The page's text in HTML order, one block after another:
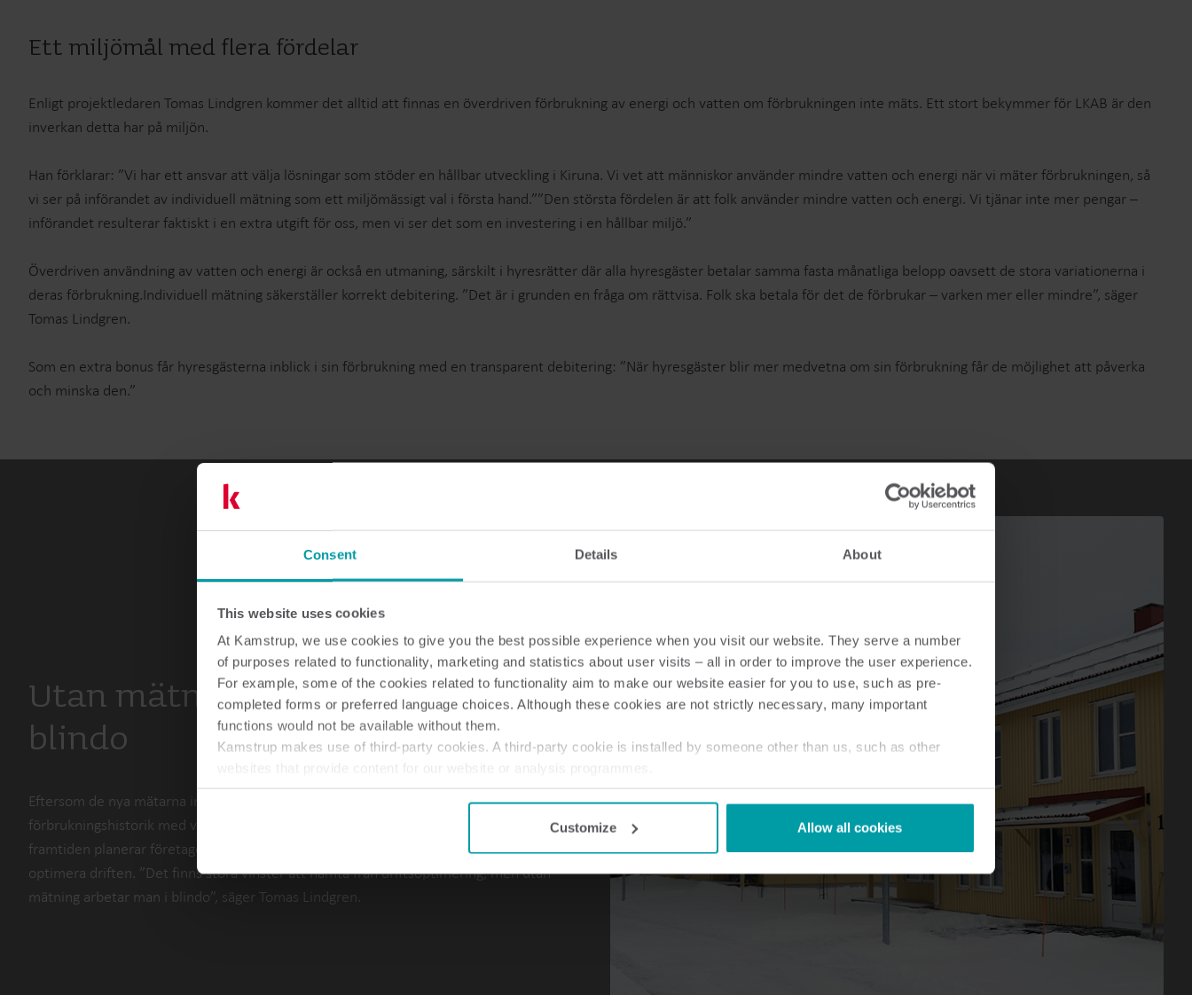
Consent Details About
This website uses cookies
At Kamstrup, we use cookies to give you the best possible experience when you visit our website. They serve a number
of purposes related to functionality, marketing and statistics about user visits – all in order to improve the user experience.
For example, some of the cookies related to functionality aim to make our website easier for you to use, such as pre-
completed forms or preferred language choices. Although these cookies are not strictly necessary, many important
functions would not be available without them.
Kamstrup makes use of third-party cookies. A third-party cookie is installed by someone other than us, such as other
You can at any time change or withdraw your consent from the Cookie Declarationhere.
Customize Allow all cookies
Ett miljömål med flera fördelar
Enligt projektledaren Tomas Lindgren kommer det alltid att finnas en överdriven förbrukning av energi och vatten om förbrukningen inte mäts. Ett stort bekymmer för LKAB är den
inverkan detta har på miljön.
Han förklarar: ”Vi har ett ansvar att välja lösningar som stöder en hållbar utveckling i Kiruna. Vi vet att människor använder mindre vatten och energi när vi mäter förbrukningen, så
vi ser på införandet av individuell mätning som ett miljömässigt val i första hand.””Den största fördelen är att folk använder mindre vatten och energi. Vi tjänar inte mer pengar –
införandet resulterar faktiskt i en extra utgift för oss, men vi ser det som en investering i en hållbar miljö.”
Överdriven användning av vatten och energi är också en utmaning, särskilt i hyresrätter där alla hyresgäster betalar samma fasta månatliga belopp oavsett de stora variationerna i
deras förbrukning.Individuell mätning säkerställer korrekt debitering. ”Det är i grunden en fråga om rättvisa. Folk ska betala för det de förbrukar – varken mer eller mindre”, säger
Tomas Lindgren.
Som en extra bonus får hyresgästerna inblick i sin förbrukning med en transparent debitering: ”När hyresgäster blir mer medvetna om sin förbrukning får de möjlighet att påverka
och minska den.”
Utan mätning arbetar man i
blindo
Eftersom de nya mätarna installeras i helt nya bostäder, har LKAB ännu inte någon
förbrukningshistorik med vilken de kan jämföra mätdata de nu får varje timme. I
framtiden planerar företaget även att använda denna information mer aktivt för att
optimera driften. ”Det finns stora vinster att hämta från driftsoptimering, men utan
mätning arbetar man i blindo”, säger Tomas Lindgren.